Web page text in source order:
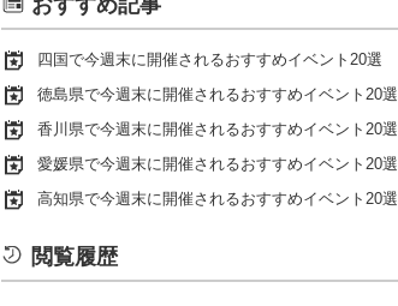
おすすめ記事
四国で今週末に開催されるおすすめイベント20選
徳島県で今週末に開催されるおすすめイベント20選
香川県で今週末に開催されるおすすめイベント20選
愛媛県で今週末に開催されるおすすめイベント20選
高知県で今週末に開催されるおすすめイベント20選
閲覧履歴